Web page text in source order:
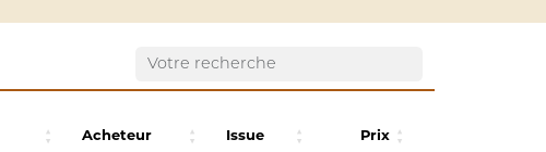
Acheteur Issue Prix